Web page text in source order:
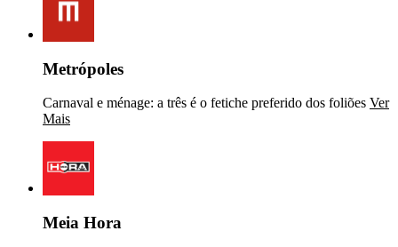
Metrópoles
Carnaval e ménage: a três é o fetiche preferido dos foliões Ver
Mais
Meia Hora